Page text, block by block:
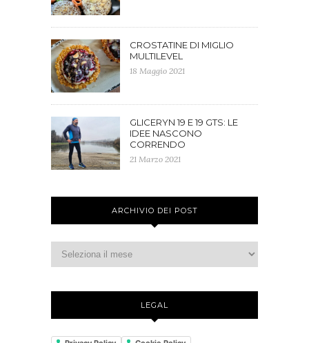
CROSTATINE DI MIGLIO
MULTILEVEL
18 Maggio 2021
GLICERYN 19 E 19 GTS: LE
IDEE NASCONO
CORRENDO
21 Marzo 2021
ARCHIVIO DEI POST
LEGAL